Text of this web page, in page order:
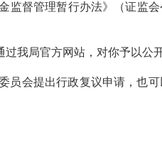
监督管理暂行办法》（证监
局官方网站，对你予以公
会提出行政复议申请，也可